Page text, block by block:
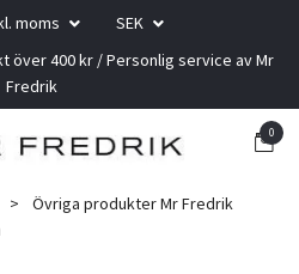
moms
SEK
över 400 kr / Personlig service av Mr
Fredrik
0
Övriga produkter Mr Fredrik